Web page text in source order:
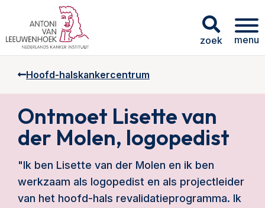
zoek menu
Hoofd-halskankercentrum
Ontmoet Lisette van
der Molen, logopedist
"Ik ben Lisette van der Molen en ik ben
werkzaam als logopedist en als projectleider
van het hoofd-hals revalidatieprogramma. Ik